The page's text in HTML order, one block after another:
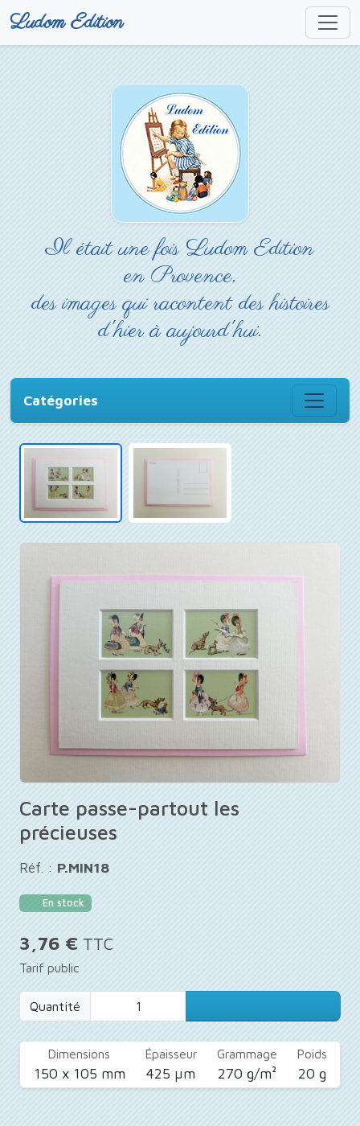
Ludom Edition
Il était une fois Ludom Edition
en Provence,
des images qui racontent des histoires
d'hier à aujourd'hui.
Catégories
Carte passe-partout les
précieuses
Réf. : P.MIN18
En stock
3,76 € TTC
Tarif public
Quantité
Dimensions
150 x 105 mm
Épaisseur
425 µm
Grammage
270 g/m²
Poids
20 g